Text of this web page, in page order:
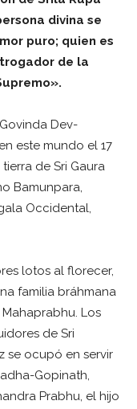
divina se
puro; quien es
de la
Dev-
este mundo el 17
de Sri Gaura
Bamunpara,
Occidental,
lotos al florecer,
familia bráhmana
Los
de Sri
se ocupó en servir
Gopinath,
Prabhu, el hijo